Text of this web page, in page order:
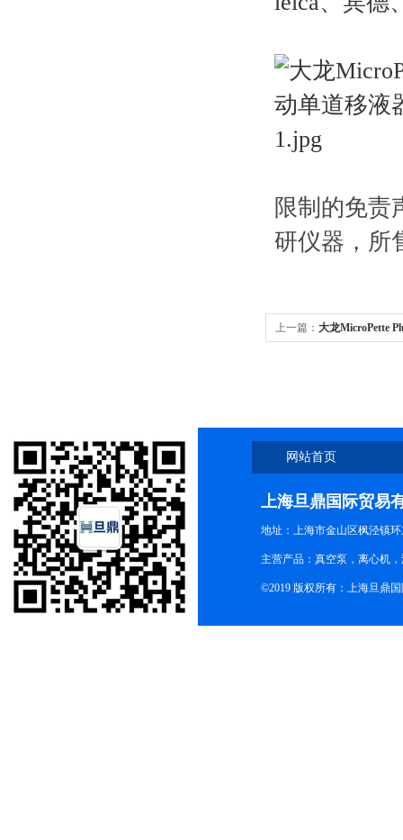
限制的免责
研仪器，所
上一篇： 大龙MicroPette
网站首页
上海旦鼎国际贸易
地址：上海市金山区枫泾镇
主营产品：真空泵，离心机
©2019 版权所有：上海旦鼎